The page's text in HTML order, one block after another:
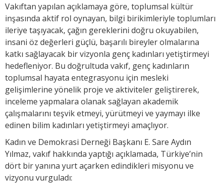
Vakıftan yapılan açıklamaya göre, toplumsal kültür
inşasında aktif rol oynayan, bilgi birikimleriyle toplumları
ileriye taşıyacak, çağın gereklerini doğru okuyabilen,
insani öz değerleri güçlü, başarılı bireyler olmalarına
katkı sağlayacak bir vizyonla genç kadınları yetiştirmeyi
hedefleniyor. Bu doğrultuda vakıf, genç kadınların
toplumsal hayata entegrasyonu için mesleki
gelişimlerine yönelik proje ve aktiviteler geliştirerek,
inceleme yapmalara olanak sağlayan akademik
çalışmalarını teşvik etmeyi, yürütmeyi ve yaymayı ilke
edinen bilim kadınları yetiştirmeyi amaçlıyor.
Kadın ve Demokrasi Derneği Başkanı E. Sare Aydın
Yılmaz, vakıf hakkında yaptığı açıklamada, Türkiye’nin
dört bir yanına yurt açarken edindikleri misyonu ve
vizyonu vurguladı: